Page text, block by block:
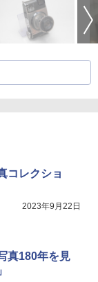
コレクショ
2023年9月22日
真180年を見